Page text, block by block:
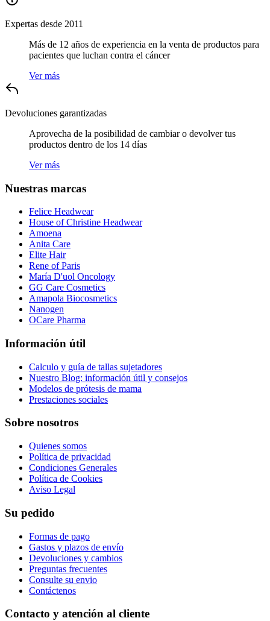
Expertas desde 2011
Más de 12 años de experiencia en la venta de productos para
pacientes que luchan contra el cáncer
Ver más
Devoluciones garantizadas
Aprovecha de la posibilidad de cambiar o devolver tus
productos dentro de los 14 días
Ver más
Nuestras marcas
Felice Headwear
House of Christine Headwear
Amoena
Anita Care
Elite Hair
Rene of Paris
María D'uol Oncology
GG Care Cosmetics
Amapola Biocosmetics
Nanogen
OCare Pharma
Información útil
Calculo y guía de tallas sujetadores
Nuestro Blog: información útil y consejos
Modelos de prótesis de mama
Prestaciones sociales
Sobre nosotros
Quienes somos
Política de privacidad
Condiciones Generales
Política de Cookies
Aviso Legal
Su pedido
Formas de pago
Gastos y plazos de envío
Devoluciones y cambios
Preguntas frecuentes
Consulte su envio
Contáctenos
Contacto y atención al cliente